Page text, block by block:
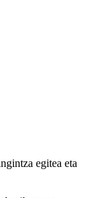
egitea eta